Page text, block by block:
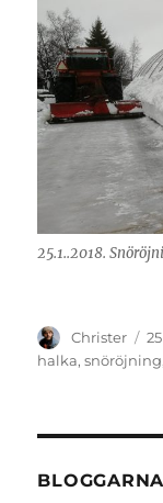
25.1..2018.
Författare
Christer
halka,snöröjning
BLOGGARNA